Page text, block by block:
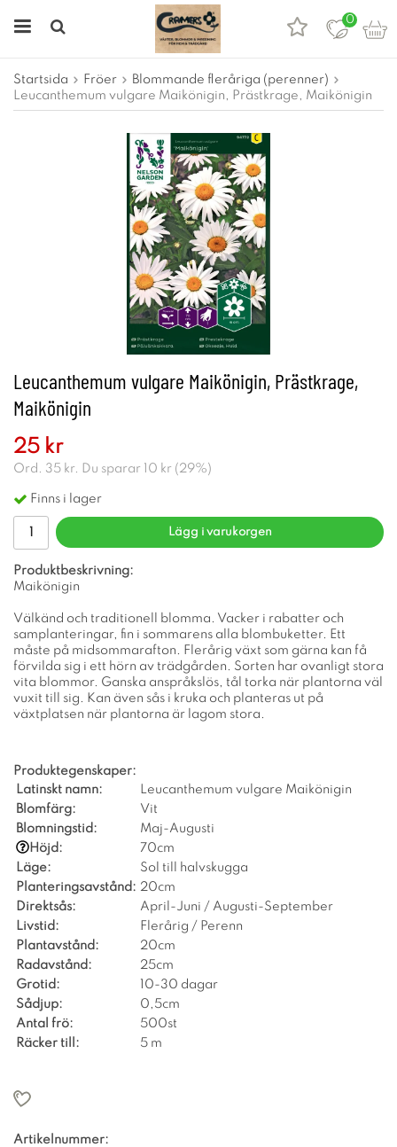
0
Startsida Fröer
Blommande fleråriga (perenner)
Leucanthemum vulgare Maikönigin, Prästkrage, Maikönigin
Leucanthemum vulgare Maikönigin, Prästkrage,
Maikönigin
25 kr
Ord. 35 kr. Du sparar 10 kr ( 29%)
Finns i lager
Lägg i varukorgen
Produktbeskrivning:
Maikönigin
Välkänd och traditionell blomma. Vacker i rabatter och
samplanteringar, fin i sommarens alla blombuketter. Ett
måste på midsommarafton. Flerårig växt som gärna kan få
förvilda sig i ett hörn av trädgården. Sorten har ovanligt stora
vita blommor. Ganska anspråkslös, tål torka när plantorna väl
vuxit till sig. Kan även sås i kruka och planteras ut på
växtplatsen när plantorna är lagom stora.
Produktegenskaper:
Latinskt namn:
Leucanthemum vulgare Maikönigin
Blomfärg:
Vit
Blomningstid:
Maj-Augusti
Höjd:
70cm
Läge:
Sol till halvskugga
Planteringsavstånd: 20cm
Direktsås:
April-Juni / Augusti-September
Livstid:
Flerårig / Perenn
Plantavstånd:
20cm
Radavstånd:
25cm
Grotid:
10-30 dagar
Sådjup:
0,5cm
Antal frö:
500st
Räcker till:
5 m
Artikelnummer: